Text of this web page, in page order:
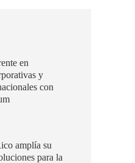
en
y
con
amplía su
para la